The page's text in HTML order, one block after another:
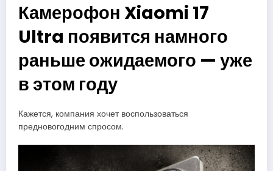
Камерофон Xiaomi 17
Ultra появится намного
раньше ожидаемого — уже
в этом году
Кажется, компания хочет воспользоваться
предновогодним спросом.